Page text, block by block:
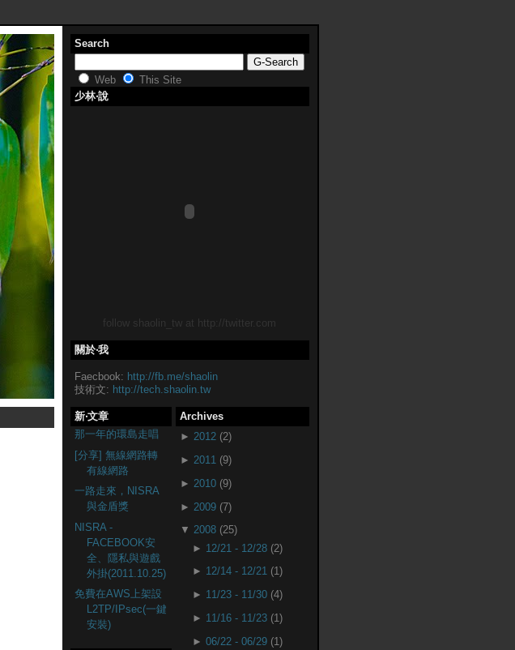
Search
Web
This Site
少林‧說
follow shaolin_tw at http://twitter.com
關於‧我
Faecbook: http://fb.me/shaolin
技術文: http://tech.shaolin.tw
Archives
► 2012 (2)
► 2011 (9)
► 2010 (9)
► 2009 (7)
▼ 2008 (25)
► 12/21 - 12/28 (2)
► 12/14 - 12/21 (1)
► 11/23 - 11/30 (4)
► 11/16 - 11/23 (1)
►06/22 - 06/29 (1)
新‧文章
那一年的環島走唱
[分享] 無線網路轉
有線網路
一路走來，NISRA
與金盾獎
NISRA -
FACEBOOK安
全、隱私與遊戲
外掛(2011.10.25)
免費在AWS上架設
L2TP/IPsec(一鍵
安裝)